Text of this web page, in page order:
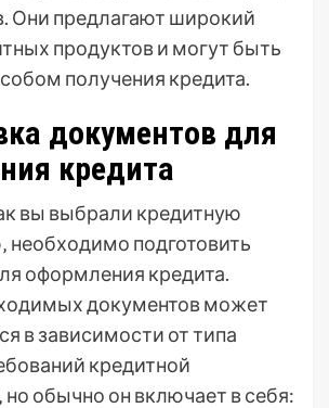
Они предлагают широкий
продуктов и могут быть
получения кредита.
документов для
кредита
вы выбрали кредитную
необходимо подготовить
оформления кредита.
документов может
в зависимости от типа
кредитной
но обычно он включает в себя: